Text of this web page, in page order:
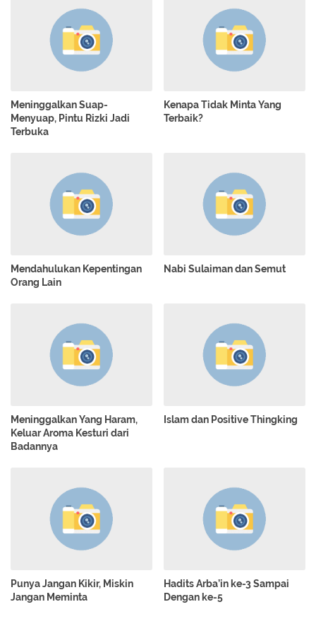
Meninggalkan Suap-
Menyuap, Pintu Rizki Jadi
Terbuka
Kenapa Tidak Minta Yang
Terbaik?
Mendahulukan Kepentingan
Orang Lain
Nabi Sulaiman dan Semut
Meninggalkan Yang Haram,
Keluar Aroma Kesturi dari
Badannya
Islam dan Positive Thingking
Punya Jangan Kikir, Miskin
Jangan Meminta
Hadits Arba’in ke-3 Sampai
Dengan ke-5